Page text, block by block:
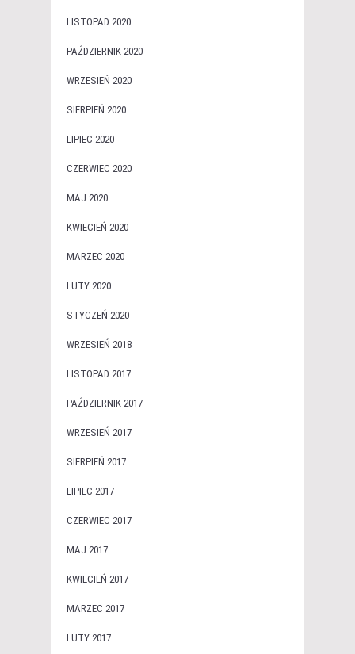
LISTOPAD 2020
PAŹDZIERNIK 2020
WRZESIEŃ 2020
SIERPIEŃ 2020
LIPIEC 2020
CZERWIEC 2020
MAJ 2020
KWIECIEŃ 2020
MARZEC 2020
LUTY 2020
STYCZEŃ 2020
WRZESIEŃ 2018
LISTOPAD 2017
PAŹDZIERNIK 2017
WRZESIEŃ 2017
SIERPIEŃ 2017
LIPIEC 2017
CZERWIEC 2017
MAJ 2017
KWIECIEŃ 2017
MARZEC 2017
LUTY 2017